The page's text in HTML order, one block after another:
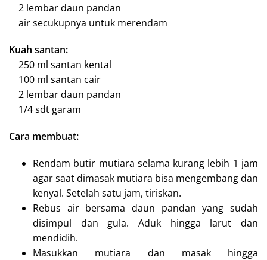
2 lembar daun pandan
air secukupnya untuk merendam
Kuah santan:
250 ml santan kental
100 ml santan cair
2 lembar daun pandan
1/4 sdt garam
Cara membuat:
Rendam butir mutiara selama kurang lebih 1 jam
agar saat dimasak mutiara bisa mengembang dan
kenyal. Setelah satu jam, tiriskan.
Rebus air bersama daun pandan yang sudah
disimpul dan gula. Aduk hingga larut dan
mendidih.
Masukkan mutiara dan masak hingga